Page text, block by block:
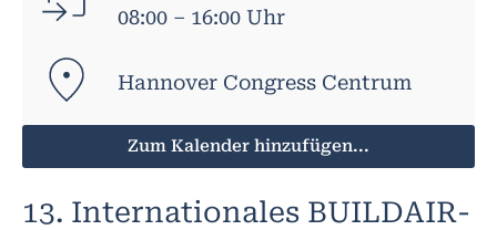
08:00 – 16:00 Uhr
Hannover Congress Centrum
Zum Kalender hinzufügen...
13. Internationales BUILDAIR-